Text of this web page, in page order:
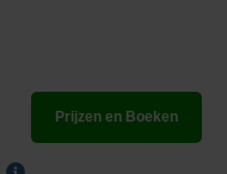
Prijzen en Boeken